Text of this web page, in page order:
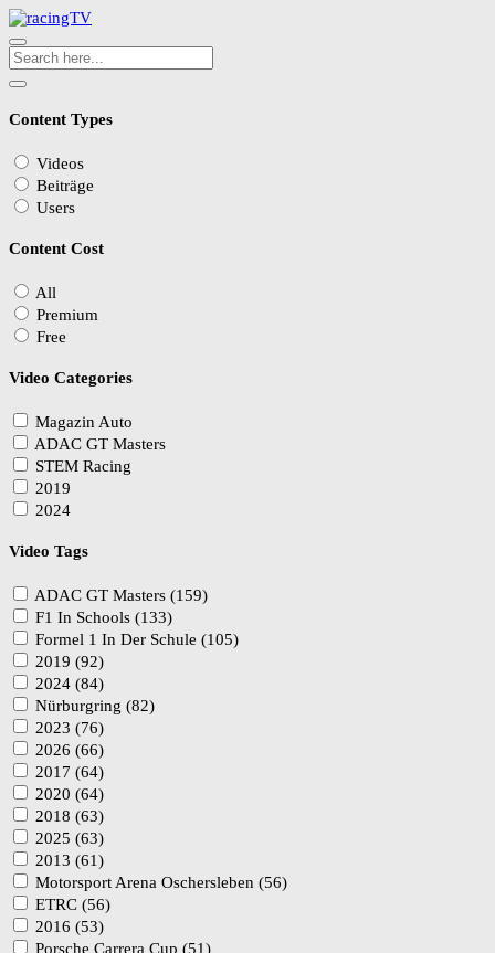
Content Types
Videos
Beiträge
Users
Content Cost
All
Premium
Free
Video Categories
Magazin Auto
ADAC GT Masters
STEM Racing
2019
2024
Video Tags
ADAC GT Masters (159)
F1 In Schools (133)
Formel 1 In Der Schule (105)
2019 (92)
2024 (84)
Nürburgring (82)
2023 (76)
2026 (66)
2017 (64)
2020 (64)
2018 (63)
2025 (63)
2013 (61)
Motorsport Arena Oschersleben (56)
ETRC (56)
2016 (53)
Porsche Carrera Cup (51)